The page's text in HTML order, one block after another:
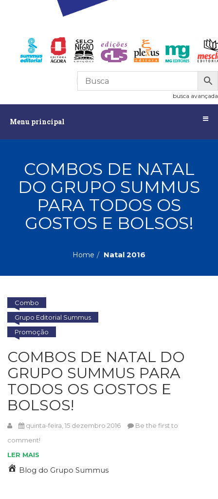
R$0,00
busca avançada
Menu principal
principalAssuntos
Administração,
RH
Astrologia
(27)
Atualidades,
Biografias,
Depoimentos,
Vivências
(104)
Sociais
(102)
Cinema
(23)
Comportamento
(418)
Comunicação
(232)
Corpo
e
(226)
PROMOÇÕES
PROFESSORES
COMBOS DE NATAL
DO GRUPO SUMMUS
PARA TODOS OS
GOSTOS E BOLSOS!
Home Natal 2016
Combo
Grupo Editorial Summus
Promoção
COMBOS DE NATAL DO
GRUPO SUMMUS PARA
TODOS OS GOSTOS E
BOLSOS!
quinta-feira, 15 dezembro 2016
Be the first to
comment!
LER MAIS
Blog do Grupo Summus